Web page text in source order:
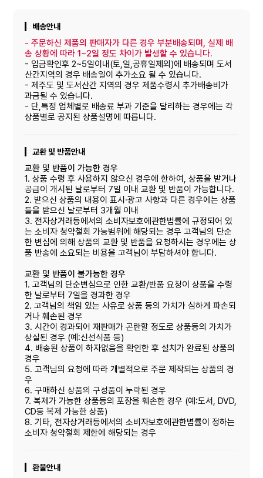
배송안내
-주문하신 제품의 판매자가 다른 경우 부분배송되며, 실제 배
송 상황에 따라 1~2일 정도 차이가 발생할 수 있습니다.
- 입금확인후 2~5일이내(토,일,공휴일제외)에 배송되며 도서
산간지역의 경우 배송일이 추가소요 될 수 있습니다.
- 제주도 및 도서산간 지역의 경우 제품수령시 추가배송비가
과금될 수 있습니다.
- 단,특정 업체별로 배송료 부과 기준을 달리하는 경우에는 각
상품별로 공지된 상품설명에 따릅니다.
교환 및 반품안내
교환 및 반품이 가능한 경우
1. 상품 수령 후 사용하지 않으신 경우에 한하여, 상품을 받거나
공급이 개시된 날로부터 7일 이내 교환 및 반품이 가능합니다.
2. 받으신 상품의 내용이 표시·광고 사항과 다른 경우에는 상품
들을 받으신 날로부터 3개월 이내
3. 전자상거래등에서의 소비자보호에관한법률에 규정되어 있
는 소비자 청약철회 가능범위에 해당되는 경우 고객님의 단순
한 변심에 의해 상품의 교환 및 반품을 요청하시는 경우에는 상
품 반송에 소요되는 비용을 고객님이 부담하셔야 합니다.
교환 및 반품이 불가능한 경우
1. 고객님의 단순변심으로 인한 교환/반품 요청이 상품을 수령
한 날로부터 7일을 경과한 경우
2. 고객님의 책임 있는 사유로 상품 등의 가치가 심하게 파손되
거나 훼손된 경우
3. 시간이 경과되어 재판매가 곤란할 정도로 상품등의 가치가
상실된 경우 (예:신선식품 등)
4. 배송된 상품이 하자없음을 확인한 후 설치가 완료된 상품의
경우
5. 고객님의 요청에 따라 개별적으로 주문 제작되는 상품의 경
우
6. 구매하신 상품의 구성품이 누락된 경우
7. 복제가 가능한 상품등의 포장을 훼손한 경우 (예:도서, DVD,
CD등 복제 가능한 상품)
8. 기타, 전자상거래등에서의 소비자보호에관한볍률이 정하는
소비자 청약철회 제한에 해당되는 경우
환불안내